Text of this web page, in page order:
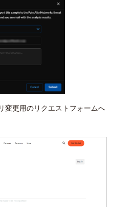
変更用のリクエストフォームへ